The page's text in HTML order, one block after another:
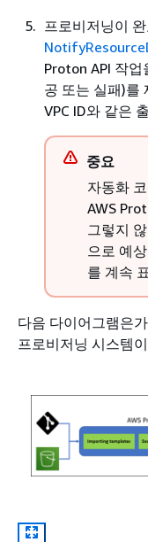
프로비저닝이
Proton API 작
공 또는 실패)를
VPC ID와 같은
중요
자동화
AWS
그렇지
으로 예
를 계속
다음 다이어그램은
프로비저닝 시스템